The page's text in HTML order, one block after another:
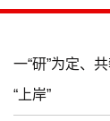
一“研”为定、
“上岸”